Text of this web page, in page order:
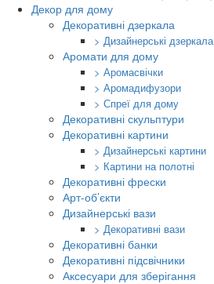
Декор для дому
Декоративні дзеркала
> Дизайнерські дзеркала
Аромати для дому
> Аромасвічки
> Аромадифузори
> Спреї для дому
Декоративні скульптури
Декоративні картини
> Дизайнерські картини
> Картини на полотні
Декоративні фрески
Арт-об’єкти
Дизайнерські вази
> Декоративні вази
Декоративні банки
Декоративні підсвічники
Аксесуари для зберігання